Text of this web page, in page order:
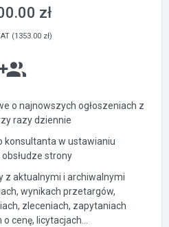
zł
(1353.00 zł)
o najnowszych ogłoszeniach z
razy dziennie
konsultanta w ustawianiu
strony
z aktualnymi i archiwalnymi
wynikach przetargów,
zleceniach, zapytaniach
cenę, licytacjach...